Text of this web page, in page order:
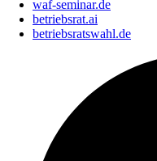
waf-seminar.de
betriebsrat.ai
betriebsratswahl.de